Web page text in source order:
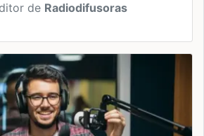
de Radiodifusoras